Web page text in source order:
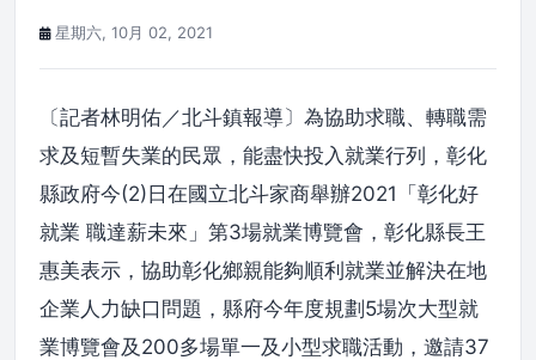
星期六, 10月 02, 2021
〔記者林明佑／北斗鎮報導〕為協助求職、轉職需
求及短暫失業的民眾，能盡快投入就業行列，彰化
縣政府今(2)日在國立北斗家商舉辦2021「彰化好
就業 職達薪未來」第3場就業博覽會，彰化縣長王
惠美表示，協助彰化鄉親能夠順利就業並解決在地
企業人力缺口問題，縣府今年度規劃5場次大型就
業博覽會及200多場單一及小型求職活動，邀請37